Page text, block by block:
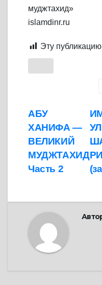
муджтахид»
islamdinr.ru
Эту
по
записям
АБУ
ХАНИФА —
ВЕЛИКИЙ
МУДЖТАХИД
Часть 2